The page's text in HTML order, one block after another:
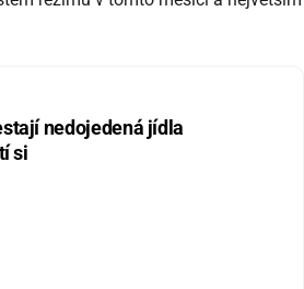
nedojedená jídla
si